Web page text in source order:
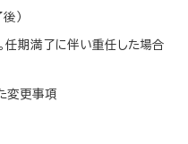
）
任期満了に伴い重任した場合
変更事項